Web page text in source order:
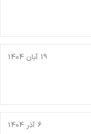
19 آبان 1404
6 آذر 1404